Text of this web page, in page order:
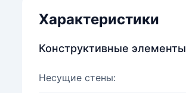
Характеристики
Конструктивные элементы
Несущие стены: